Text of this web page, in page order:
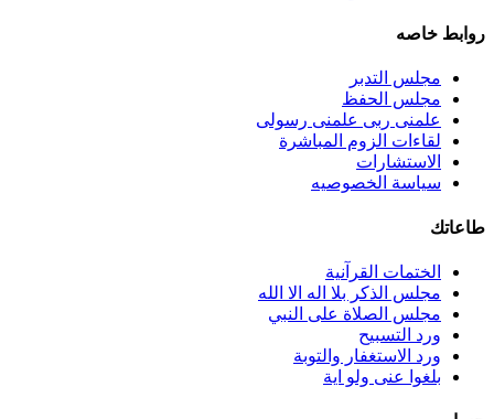
روابط خاصه
مجلس التدبر
مجلس الحفظ
علمنى ربى علمنى رسولى
لقاءات الزوم المباشرة
الاستشارات
سياسة الخصوصيه
طاعاتك
الختمات القرآنية
مجلس الذكر بلا اله الا الله
مجلس الصلاة على النبي
ورد التسبيح
ورد الاستغفار والتوبة
بلغوا عنى ولو اية